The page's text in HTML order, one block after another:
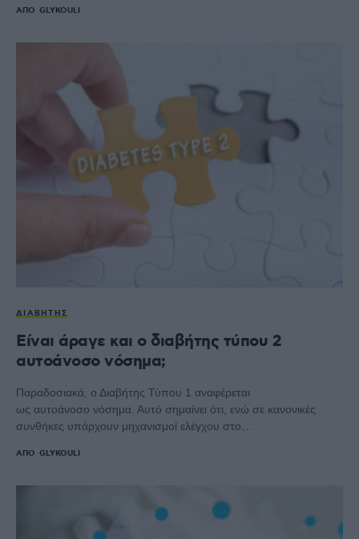
ΑΠΌ GLYKOULI
ΔΙΑΒΉΤΗΣ
Είναι άραγε και ο διαβήτης τύπου 2
αυτοάνοσο νόσημα;
Παραδοσιακά, ο Διαβήτης Τύπου 1 αναφέρεται
ως αυτοάνοσο νόσημα. Αυτό σημαίνει ότι, ενώ σε κανονικές
συνθήκες υπάρχουν μηχανισμοί ελέγχου στο…
ΑΠΌ GLYKOULI